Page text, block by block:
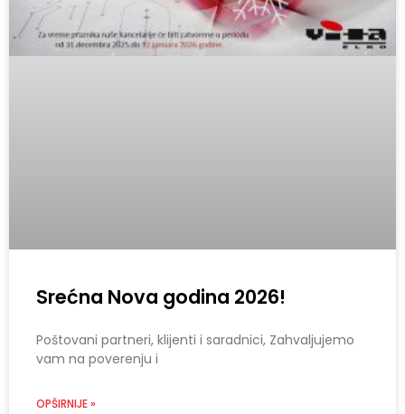
Srećna Nova godina 2026!
Poštovani partneri, klijenti i saradnici, Zahvaljujemo
vam na poverenju i
OPŠIRNIJE »